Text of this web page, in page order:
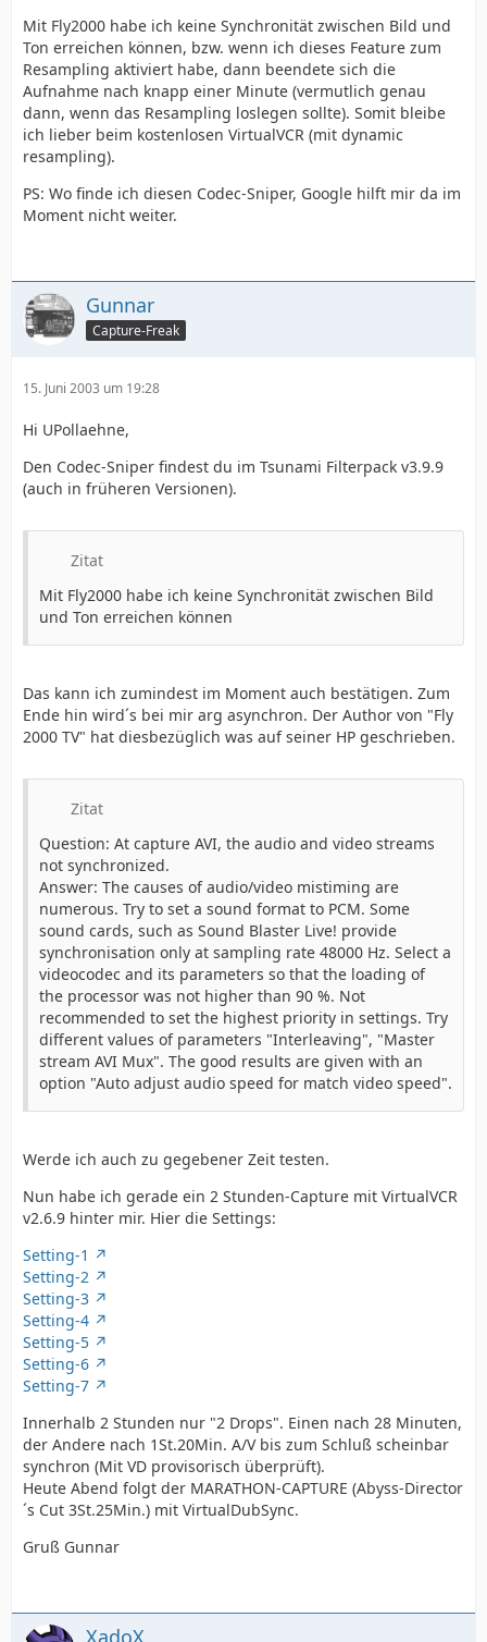
Mit Fly2000 habe ich keine Synchronität zwischen Bild und
Ton erreichen können, bzw. wenn ich dieses Feature zum
Resampling aktiviert habe, dann beendete sich die
Aufnahme nach knapp einer Minute (vermutlich genau
dann, wenn das Resampling loslegen sollte). Somit bleibe
ich lieber beim kostenlosen VirtualVCR (mit dynamic
resampling).
PS: Wo finde ich diesen Codec-Sniper, Google hilft mir da im
Moment nicht weiter.
Gunnar
Capture-Freak
15. Juni 2003 um 19:28
Hi UPollaehne,
Den Codec-Sniper findest du im Tsunami Filterpack v3.9.9
(auch in früheren Versionen).
Zitat
Mit Fly2000 habe ich keine Synchronität zwischen Bild
und Ton erreichen können
Das kann ich zumindest im Moment auch bestätigen. Zum
Ende hin wird´s bei mir arg asynchron. Der Author von "Fly
2000 TV" hat diesbezüglich was auf seiner HP geschrieben.
Zitat
Question: At capture AVI, the audio and video streams
not synchronized.
Answer: The causes of audio/video mistiming are
numerous. Try to set a sound format to PCM. Some
sound cards, such as Sound Blaster Live! provide
synchronisation only at sampling rate 48000 Hz. Select a
videocodec and its parameters so that the loading of
the processor was not higher than 90 %. Not
recommended to set the highest priority in settings. Try
different values of parameters "Interleaving", "Master
stream AVI Mux". The good results are given with an
option "Auto adjust audio speed for match video speed".
Werde ich auch zu gegebener Zeit testen.
Nun habe ich gerade ein 2 Stunden-Capture mit VirtualVCR
v2.6.9 hinter mir. Hier die Settings:
Setting-1
Setting-2
Setting-3
Setting-4
Setting-5
Setting-6
Setting-7
Innerhalb 2 Stunden nur "2 Drops". Einen nach 28 Minuten,
der Andere nach 1St.20Min. A/V bis zum Schluß scheinbar
synchron (Mit VD provisorisch überprüft).
Heute Abend folgt der MARATHON-CAPTURE (Abyss-Director
´s Cut 3St.25Min.) mit VirtualDubSync.
Gruß Gunnar
XadoX